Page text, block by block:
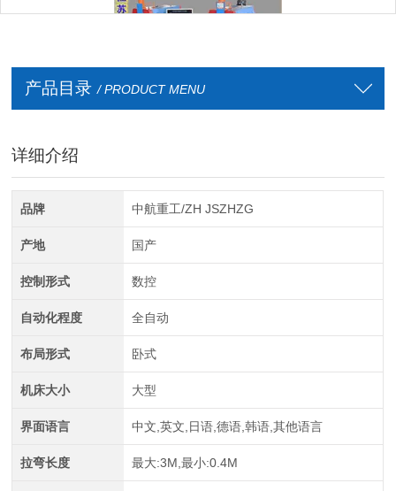
全自动CAD导图滚弯机
中航重工 大型拉弯机
产品目录 / PRODUCT MENU
详细介绍
品牌 中航重工/ZH JSZHZG
产地 国产
控制形式 数控
自动化程度 全自动
布局形式 卧式
机床大小 大型
界面语言 中文,英文,日语,德语,韩语,其他语言
拉弯长度 最大:3M,最小:0.4M